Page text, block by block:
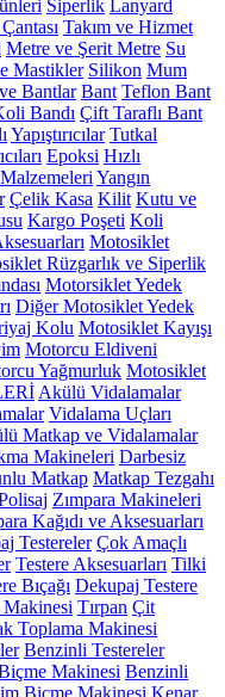
Siperlik Lanyard
Takım ve Hizmet
Metre ve Şerit Metre Su
Mastikler Silikon Mum
ve Bantlar Bant Teflon Bant
Bandı Çift Taraflı Bant
Yapıştırıcılar Tutkal
Epoksi Hızlı
Yangın
Çelik Kasa Kilit Kutu ve
Kargo Poşeti Koli
Motosiklet
Rüzgarlık ve Siperlik
Motorsiklet Yedek
Diğer Motosiklet Yedek
Kolu Motosiklet Kayışı
Motorcu Eldiveni
Yağmurluk Motosiklet
Akülü Vidalamalar
Vidalama Uçları
Matkap ve Vidalamalar
Makineleri Darbesiz
Matkap Matkap Tezgahı
Zımpara Makineleri
Kağıdı ve Aksesuarları
Testereler Çok Amaçlı
Testere Aksesuarları Tilki
Bıçağı Dekupaj Testere
Makinesi Tırpan Çit
Toplama Makinesi
Benzinli Testereler
Makinesi Benzinli
Biçme Makinesi Kenar